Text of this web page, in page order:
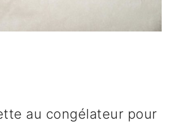
au congélateur pour